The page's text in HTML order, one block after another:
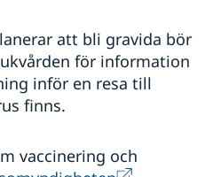
att bli gravida bör
för information
inför en resa till
finns.
vaccinering och